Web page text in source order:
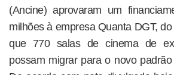
(Ancine) aprovaram um
milhões à empresa Quanta DGT,
que 770 salas de cinema de
possam migrar para o novo